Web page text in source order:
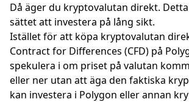
Då äger du kryptovalutan direkt.
sättet att investera på lång sikt.
Istället för att köpa kryptovalutan
Contract for Differences (CFD) på
spekulera i om priset på valutan
eller ner utan att äga den faktiska
kan investera i Polygon eller annan